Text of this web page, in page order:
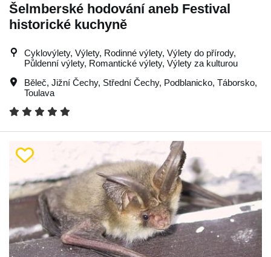
Šelmberské hodování aneb Festival
historické kuchyně
Cyklovýlety, Výlety, Rodinné výlety, Výlety do přírody,
Půldenní výlety, Romantické výlety, Výlety za kulturou
Běleč, Jižní Čechy, Střední Čechy, Podblanicko, Táborsko,
Toulava